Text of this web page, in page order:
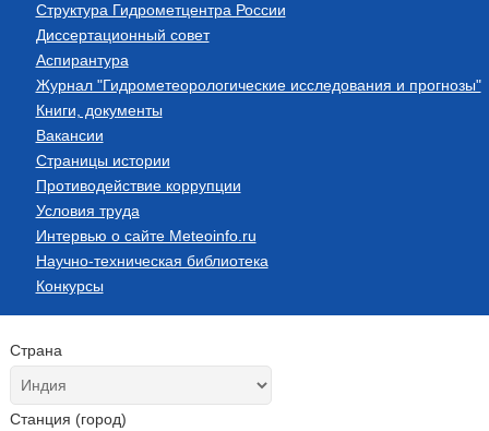
Структура Гидрометцентра России
Диссертационный совет
Аспирантура
Журнал "Гидрометеорологические исследования и прогнозы"
Книги, документы
Вакансии
Страницы истории
Противодействие коррупции
Условия труда
Интервью о сайте Meteoinfo.ru
Научно-техническая библиотека
Конкурсы
Страна
Станция (город)